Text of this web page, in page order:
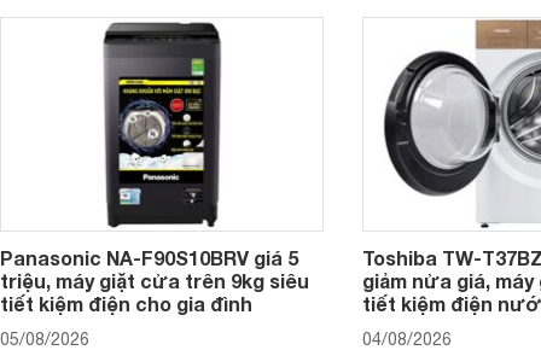
người tiêu dùng Việt.
Panasonic NA-F90S10BRV giá 5
triệu, máy giặt cửa trên 9kg siêu
tiết kiệm điện cho gia đình
05/08/2026
Toshiba TW-
giảm nửa giá,
tiết kiệm điện
04/08/2026